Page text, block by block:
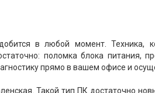
в любой момент. Техника,
поломка блока питания,
прямо в вашем офисе и
Такой тип ПК достаточно